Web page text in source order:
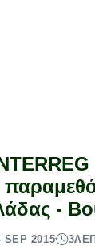
-
SEP 2015 3